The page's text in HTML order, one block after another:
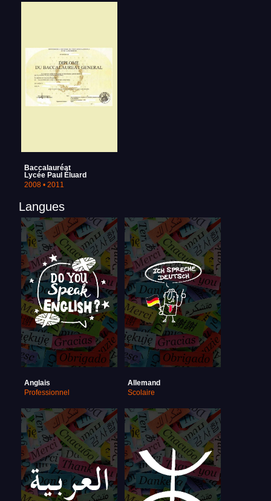
Baccalauréat
Lycée Paul Éluard
2008 • 2011
Langues
Anglais
Professionnel
Allemand
Scolaire